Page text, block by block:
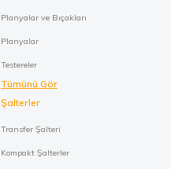
Planyalar ve Bıçakları
Planyalar
Testereler
Tümünü Gör
Şalterler
Transfer Şalteri
Kompakt Şalterler